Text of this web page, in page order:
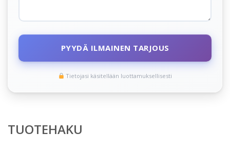
PYYDÄ ILMAINEN TARJOUS
Tietojasi käsitellään luottamuksellisesti
TUOTEHAKU